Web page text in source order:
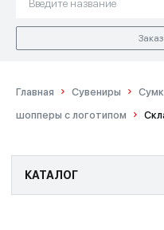
Главная Сувениры
шопперы с логотипом
КАТАЛОГ